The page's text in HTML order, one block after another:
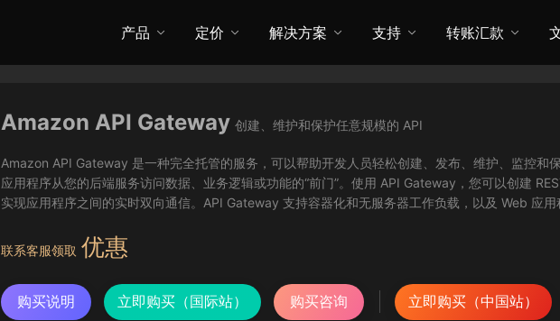
产品 定价 解决方案 支持 转账汇款
Amazon API Gateway 创建、维护和保护任意规模的 API
Amazon API Gateway 是一种完全托管的服务，可以帮助开发人员轻松创建、发布、维护、监控和
应用程序从您的后端服务访问数据、业务逻辑或功能的“前门”。使用 API Gateway，您可以创建
实现应用程序之间的实时双向通信。API Gateway 支持容器化和无服务器工作负载，以及 Web 应用
联系客服领取 优惠
购买说明 立即购买（国际站） 购买咨询 立即购买（中国站）